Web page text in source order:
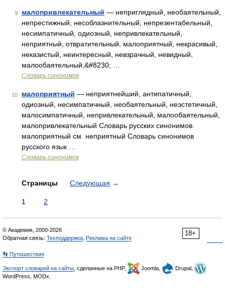
9 малопривлекательный — неприглядный, необаятельный,
непрестижный, несоблазнительный, непрезентабельный,
несимпатичный, одиозный, непривлекательный,
неприятный, отвратительный, малоприятный, некрасивый,
неказистый, неинтересный, невзрачный, невидный,
малообаятельный,&#8230; …
Словарь синонимов
10 малоприятный — неприятнейший, антипатичный,
одиозный, несимпатичный, необаятельный, неэстетичный,
малосимпатичный, непривлекательный, малообаятельный,
малопривлекательный Словарь русских синонимов.
малоприятный см. неприятный Словарь синонимов
русского язык …
Словарь синонимов
Страницы Следующая →
1 2
18+
© Академик, 2000-2026
Обратная связь: Техподдержка Реклама на сайте
👣 Путешествия
Экспорт словарей на сайты , сделанные на PHP, Joomla,
Drupal,
WordPress, MODx.